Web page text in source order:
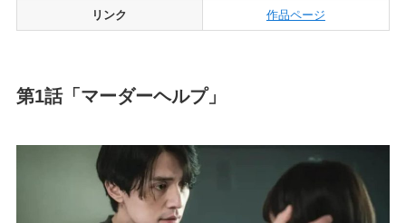
リンク 作品ページ
第1話「マーダーヘルプ」